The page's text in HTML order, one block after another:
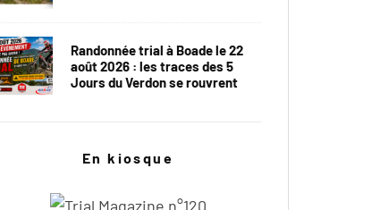
Randonnée trial à Boade le 22
août 2026 : les traces des 5
Jours du Verdon se rouvrent
En kiosque